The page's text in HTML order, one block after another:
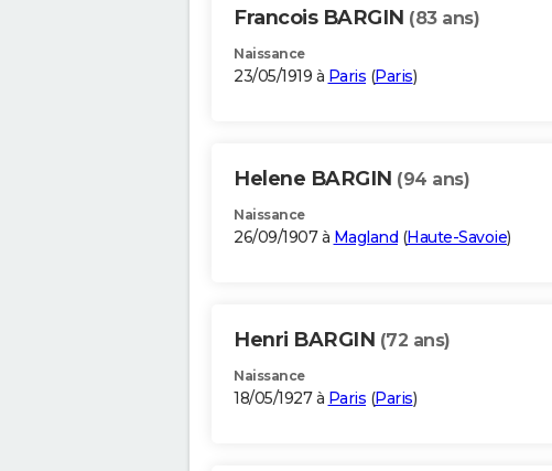
Francois BARGIN (83 ans)
Naissance
23/05/1919 à Paris (Paris)
Helene BARGIN (94 ans)
Naissance
26/09/1907 à Magland (Haute-Savoie)
Henri BARGIN (72 ans)
Naissance
18/05/1927 à Paris (Paris)